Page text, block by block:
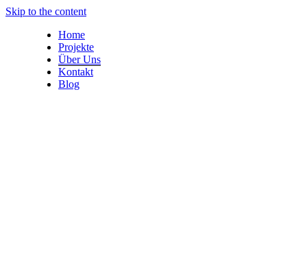
Skip to the content
Home
Projekte
Über Uns
Kontakt
Blog